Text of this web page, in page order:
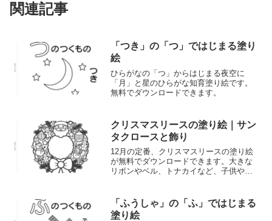
関連記事
「つき」の「つ」ではじまる塗り
絵
ひらがなの「つ」からはじまる夜空に
「月」と星のひらがな知育塗り絵です。
無料でダウンロードできます。
クリスマスリースの塗り絵｜サン
タクロースと飾り
12月の定番、クリスマスリースの塗り絵
が無料でダウンロードできます。大きな
リボンやベル、トナカイなど、子供や幼
のクリスマス会、レクリエーションにぜ
ひご活用ください。
「ふうしゃ」の「ふ」ではじまる
塗り絵